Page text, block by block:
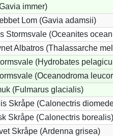
immer)
Lom (Gavia adamsii)
Stormsvale (Oceanites
Albatros (Thalassarche
(Hydrobates
(Oceanodroma
(Fulmarus glacialis)
Skråpe (Calonectris
Skråpe (Calonectris borealis)
Skråpe (Ardenna grisea)